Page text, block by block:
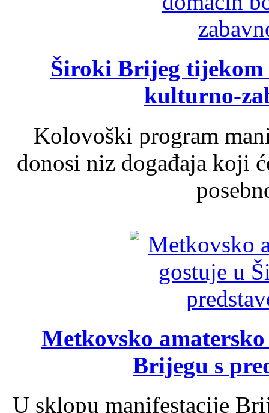
Široki Brijeg tijekom
kulturno-
Kolovoški program
donosi niz događaja koji
Metkovsko
Brijegu s
U sklopu manifestacije